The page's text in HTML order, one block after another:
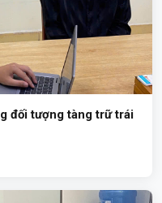
đối tượng tàng trữ trái